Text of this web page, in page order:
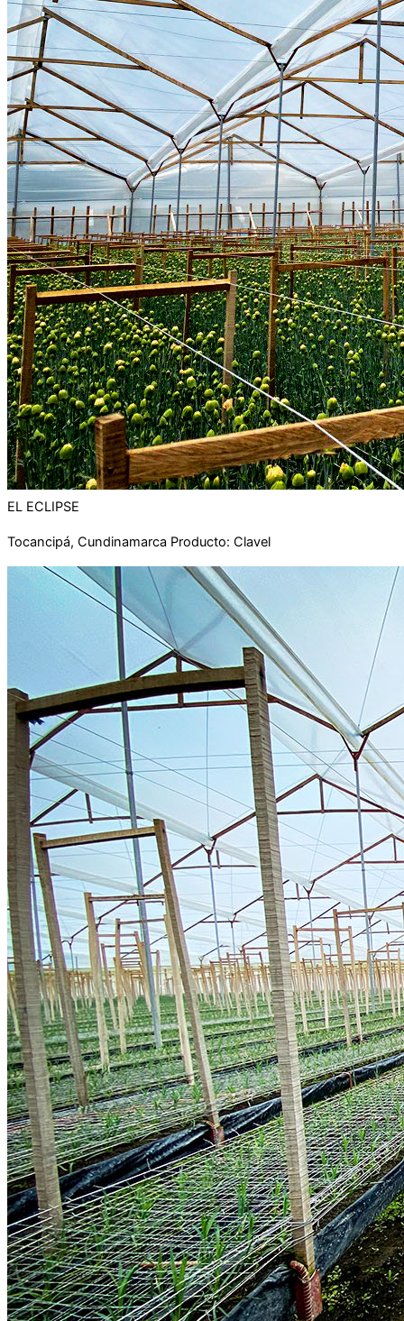
EL ECLIPSE
Tocancipá, Cundinamarca Producto: Clavel